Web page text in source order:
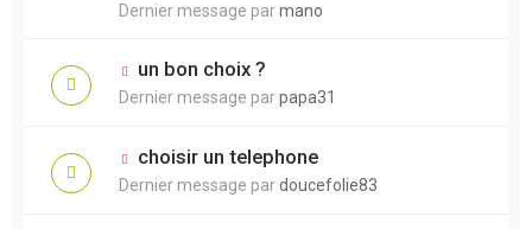
Dernier message parmano
un bon choix ?
Dernier message parpapa31
choisir un telephone
Dernier message pardoucefolie83